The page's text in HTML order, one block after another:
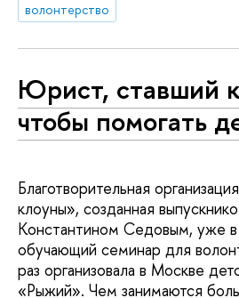
волонтерство
Юрист, ставший
чтобы помогать
Благотворительная
клоуны», созданная
Константином Седовым, уже в
обучающий семинар для
раз организовала в Москве
«Рыжий». Чем занимаются